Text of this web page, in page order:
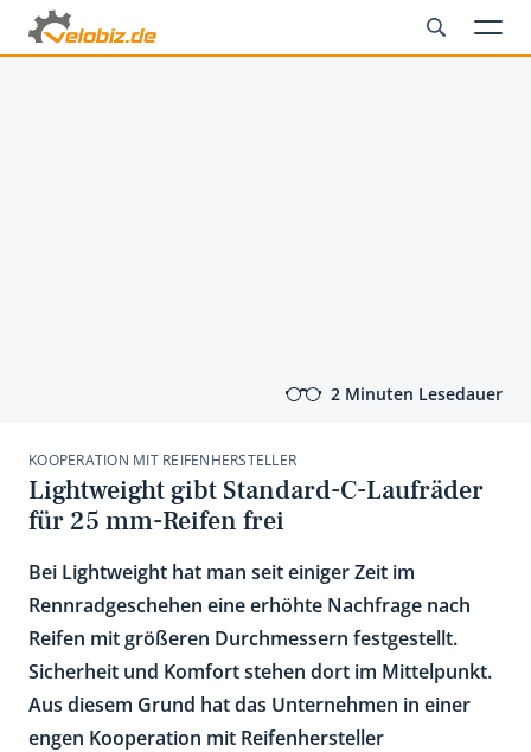
2 Minuten Lesedauer
KOOPERATION MIT REIFENHERSTELLER
Lightweight gibt Standard-C-Laufräder
für 25 mm-Reifen frei
Bei Lightweight hat man seit einiger Zeit im
Rennradgeschehen eine erhöhte Nachfrage nach
Reifen mit größeren Durchmessern festgestellt.
Sicherheit und Komfort stehen dort im Mittelpunkt.
Aus diesem Grund hat das Unternehmen in einer
engen Kooperation mit Reifenhersteller